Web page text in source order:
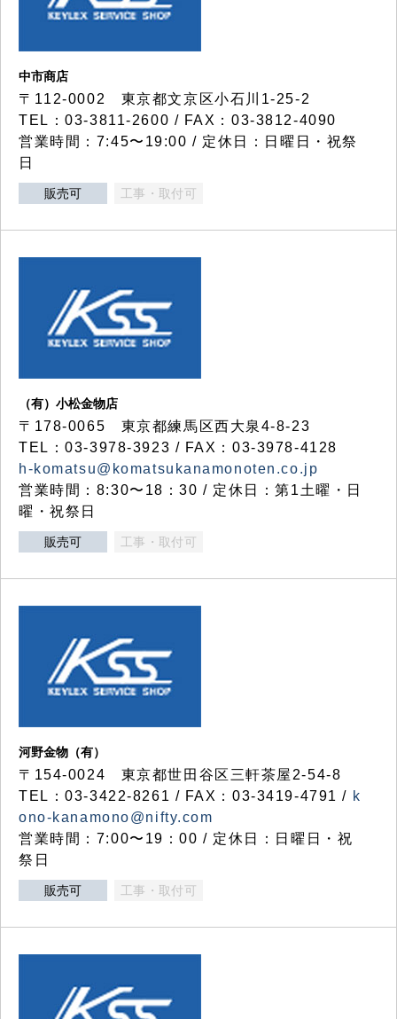
中市商店
〒112-0002 東京都文京区小石川1-25-2
TEL：03-3811-2600 / FAX：03-3812-4090
営業時間：7:45〜19:00 / 定休日：日曜日・祝祭
日
販売可 工事・取付可
（有）小松金物店
〒178-0065 東京都練馬区西大泉4-8-23
TEL：03-3978-3923 / FAX：03-3978-4128
h-komatsu@komatsukanamonoten.co.jp
営業時間：8:30〜18：30 / 定休日：第1土曜・日
曜・祝祭日
販売可 工事・取付可
河野金物（有）
〒154-0024 東京都世田谷区三軒茶屋2-54-8
TEL：03-3422-8261 / FAX：03-3419-4791 / k
ono-kanamono@nifty.com
営業時間：7:00〜19：00 / 定休日：日曜日・祝
祭日
販売可 工事・取付可